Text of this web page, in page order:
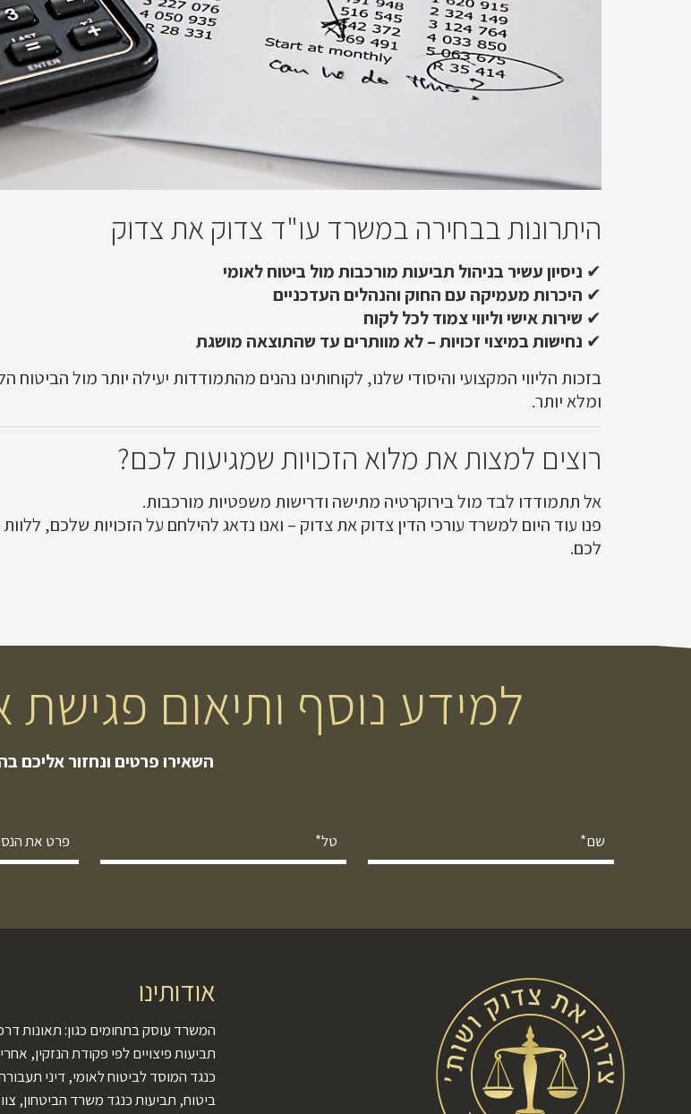
היתרונות בבחירה במשרד עו"ד צדוק את צדוק
✔ ניסיון עשיר בניהול תביעות מורכבות מול ביטוח לאומי
✔ היכרות מעמיקה עם החוק והנהלים העדכניים
✔ שירות אישי וליווי צמוד לכל לקוח
✔ נחישות במיצוי זכויות – לא מוותרים עד שהתוצאה מושגת
בזכות הליווי המקצועי והיסודי שלנו, לקוחותינו נהנים מהתמודדות יעילה יותר מול
ומלא יותר.
רוצים למצות את מלוא הזכויות שמגיעות לכם?
אל תתמודדו לבד מול בירוקרטיה מתישה ודרישות משפטיות מורכבות.
פנו עוד היום למשרד עורכי הדין צדוק את צדוק – ואנו נדאג להילחם על הזכויות שלכם,
לכם.
למידע נוסף ותיאום פגישת
השאירו פרטים ונחזור אליכם
אודותינו
המשרד עוסק בתחומים כגון: תאונות
תביעות פיצויים לפי פקודת הנזקין,
כנגד המוסד לביטוח לאומי, דיני
ביטוח, תביעות כנגד משרד הביטחון,